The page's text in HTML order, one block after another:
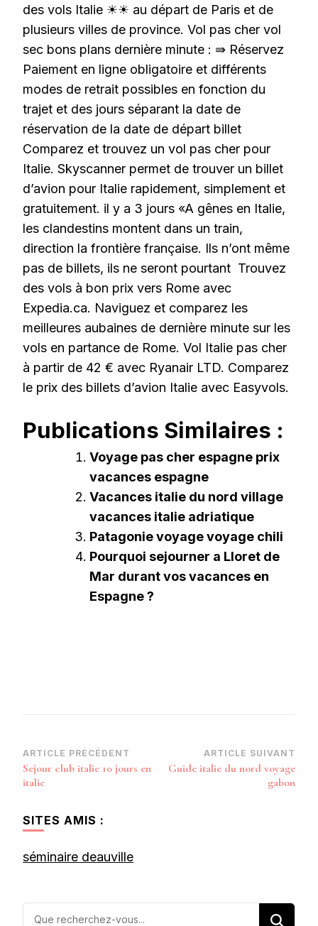
des vols Italie ☀☀ au départ de Paris et de
plusieurs villes de province. Vol pas cher vol
sec bons plans dernière minute : ⇛ Réservez
Paiement en ligne obligatoire et différents
modes de retrait possibles en fonction du
trajet et des jours séparant la date de
réservation de la date de départ billet
Comparez et trouvez un vol pas cher pour
Italie. Skyscanner permet de trouver un billet
d’avion pour Italie rapidement, simplement et
gratuitement. il y a 3 jours «A gênes en Italie,
les clandestins montent dans un train,
direction la frontière française. Ils n’ont même
pas de billets, ils ne seront pourtant Trouvez
des vols à bon prix vers Rome avec
Expedia.ca. Naviguez et comparez les
meilleures aubaines de dernière minute sur les
vols en partance de Rome. Vol Italie pas cher
à partir de 42 € avec Ryanair LTD. Comparez
le prix des billets d’avion Italie avec Easyvols.
Publications Similaires :
Voyage pas cher espagne prix
vacances espagne
Vacances italie du nord village
vacances italie adriatique
Patagonie voyage voyage chili
Pourquoi sejourner a Lloret de
Mar durant vos vacances en
Espagne ?
Navigation
d’article
ARTICLE PRÉCÉDENT
Sejour club italie 10 jours en
italie
ARTICLE SUIVANT
Guide italie du nord voyage
gabon
SITES AMIS :
séminaire deauville
Vous